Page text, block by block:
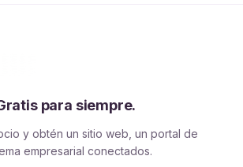
para siempre.
y obtén un sitio web, un portal de
empresarial conectados.